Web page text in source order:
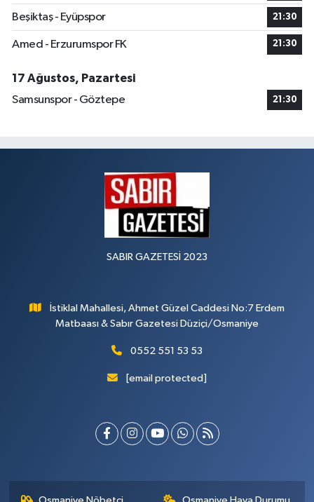
Beşiktaş - Eyüpspor 21:30
Amed - Erzurumspor FK 21:30
17 Ağustos, Pazartesi
Samsunspor - Göztepe
21:30
SABIR GAZETESİ 2023
İstiklal Mahallesi, Ahmet Güzel Caddesi No:7 Erdem
Matbaası & Sabır Gazetesi Düziçi/Osmaniye
0552 551 53 53
[email protected]